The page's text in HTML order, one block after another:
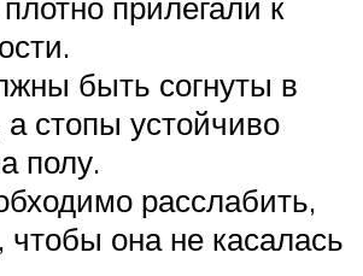
быть согнуты в
а стопы устойчиво
полу.
расслабить,
чтобы она не касалась